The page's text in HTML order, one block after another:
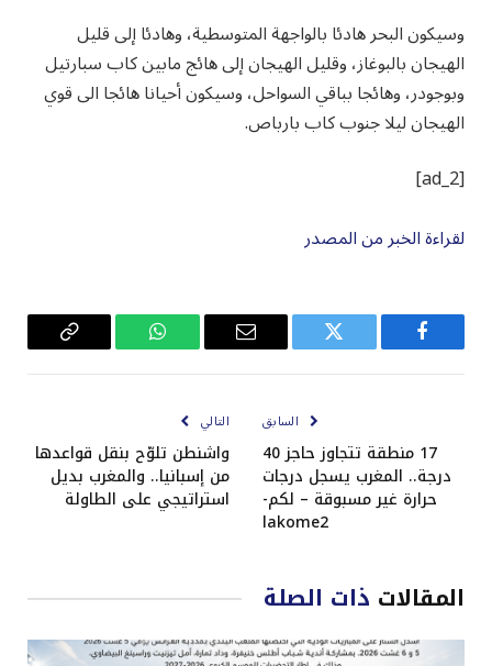
وسيكون البحر هادئا بالواجهة المتوسطية، وهادئا إلى قليل
الهيجان بالبوغاز، وقليل الهيجان إلى هائج مابين كاب سبارتيل
وبوجودر، وهائجا بباقي السواحل، وسيكون أحيانا هائجا الى قوي
الهيجان ليلا جنوب كاب بارباص.
[ad_2]
لقراءة الخبر من المصدر
فيسبوك تويتر
البريد
واتساب
Copy
السابق
17 منطقة تتجاوز حاجز 40
درجة.. المغرب يسجل درجات
حرارة غير مسبوقة – لكم-
lakome2
التالي
واشنطن تلوّح بنقل قواعدها
من إسبانيا.. والمغرب بديل
استراتيجي على الطاولة
المقالات ذات الصلة